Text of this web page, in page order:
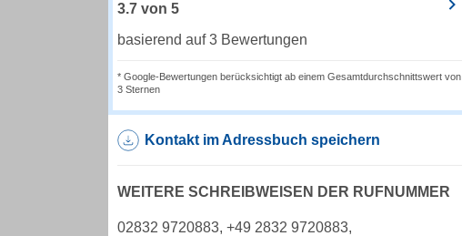
3.7 von 5
basierend auf 3 Bewertungen
* Google-Bewertungen berücksichtigt ab einem Gesamtdurchschnittswert von
3 Sternen
Kontakt im Adressbuch speichern
WEITERE SCHREIBWEISEN DER RUFNUMMER
02832 9720883, +49 2832 9720883,